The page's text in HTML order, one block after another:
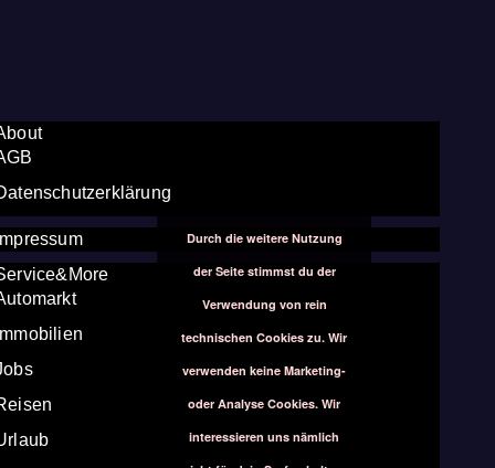
Durch die weitere Nutzung
der Seite stimmst du der
Verwendung von rein
technischen Cookies zu. Wir
verwenden keine Marketing-
oder Analyse Cookies. Wir
interessieren uns nämlich